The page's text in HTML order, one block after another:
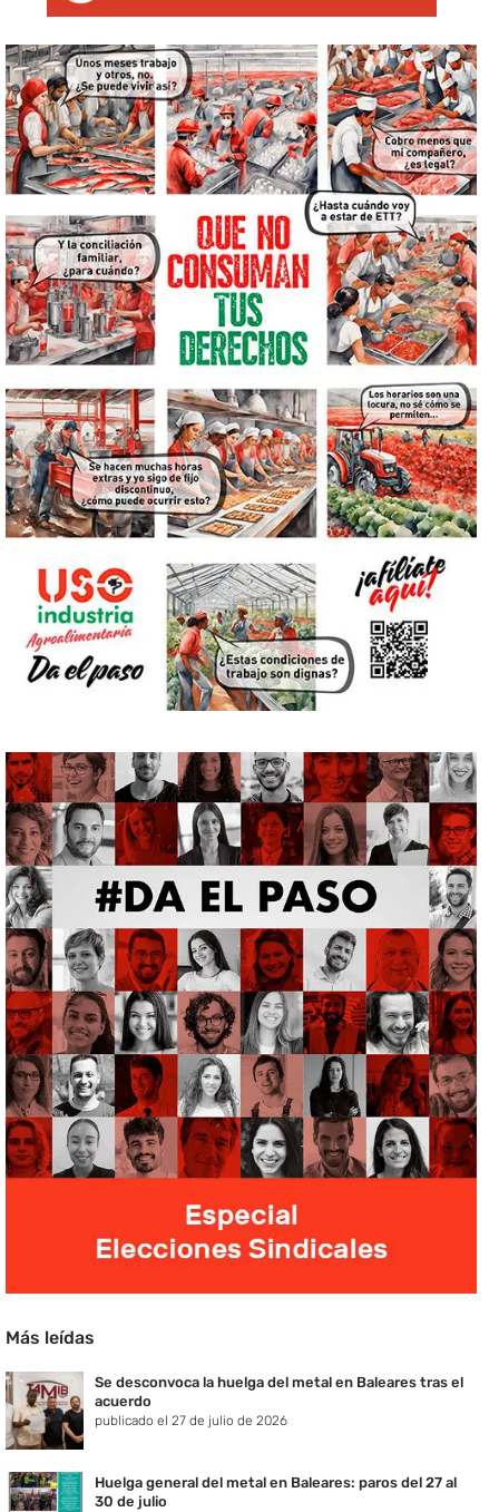
Más leídas
Se desconvoca la huelga del metal en Baleares tras el
acuerdo
publicado el 27 de julio de 2026
Huelga general del metal en Baleares: paros del 27 al
30 de julio